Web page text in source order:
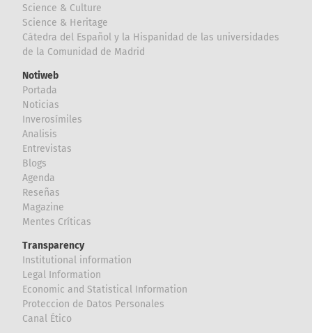
Science & Culture
Science & Heritage
Cátedra del Español y la Hispanidad de las universidades
de la Comunidad de Madrid
Notiweb
Portada
Noticias
Inverosímiles
Analisis
Entrevistas
Blogs
Agenda
Reseñas
Magazine
Mentes Críticas
Transparency
Institutional information
Legal Information
Economic and Statistical Information
Proteccion de Datos Personales
Canal Ético